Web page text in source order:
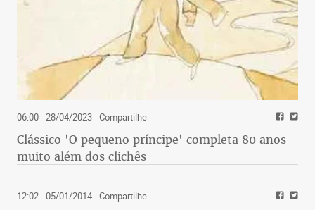
06:00 - 28/04/2023- Compartilhe
Clássico 'O pequeno príncipe' completa 80 anos
muito além dos clichês
12:02 - 05/01/2014- Compartilhe